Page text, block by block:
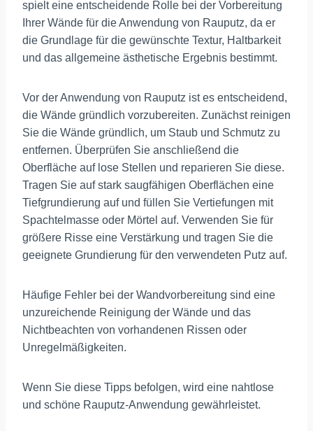
spielt eine entscheidende Rolle bei der Vorbereitung
Ihrer Wände für die Anwendung von Rauputz, da er
die Grundlage für die gewünschte Textur, Haltbarkeit
und das allgemeine ästhetische Ergebnis bestimmt.
Vor der Anwendung von Rauputz ist es entscheidend,
die Wände gründlich vorzubereiten. Zunächst reinigen
Sie die Wände gründlich, um Staub und Schmutz zu
entfernen. Überprüfen Sie anschließend die
Oberfläche auf lose Stellen und reparieren Sie diese.
Tragen Sie auf stark saugfähigen Oberflächen eine
Tiefgrundierung auf und füllen Sie Vertiefungen mit
Spachtelmasse oder Mörtel auf. Verwenden Sie für
größere Risse eine Verstärkung und tragen Sie die
geeignete Grundierung für den verwendeten Putz auf.
Häufige Fehler bei der Wandvorbereitung sind eine
unzureichende Reinigung der Wände und das
Nichtbeachten von vorhandenen Rissen oder
Unregelmäßigkeiten.
Wenn Sie diese Tipps befolgen, wird eine nahtlose
und schöne Rauputz-Anwendung gewährleistet.